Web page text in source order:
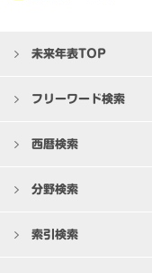
未来年表TOP
フリーワード検索
西暦検索
分野検索
索引検索